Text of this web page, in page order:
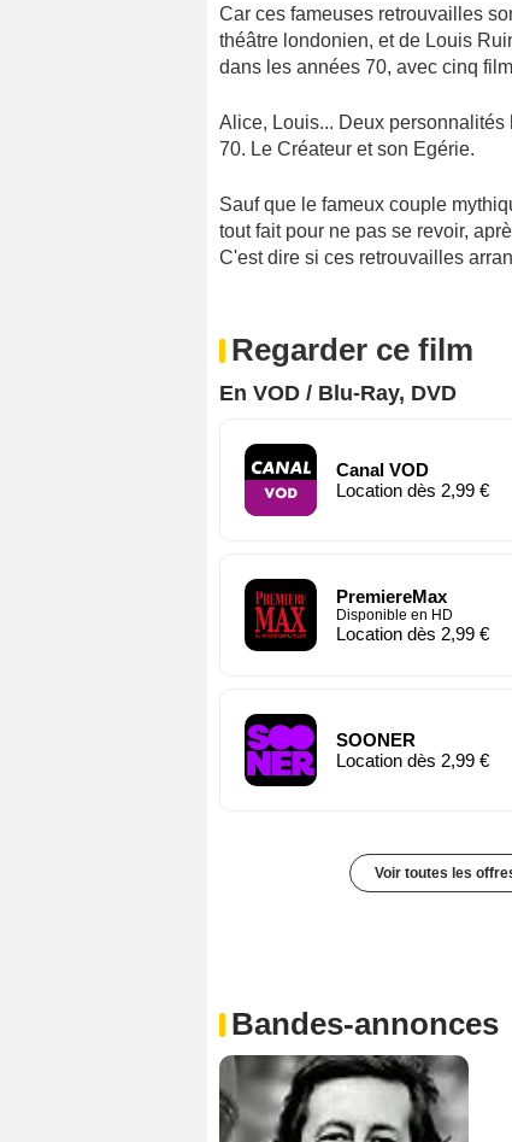
Car ces fameuses retrouvailles
théâtre londonien, et de Louis
dans les années 70, avec cinq
Alice, Louis... Deux
70. Le Créateur et son Egérie.
Sauf que le fameux couple
tout fait pour ne pas se revoir,
C'est dire si ces retrouvailles
Regarder ce film
En VOD / Blu-Ray, DVD
Canal VOD
Location dès 2,99 €
PremiereMax
Disponible en HD
Location dès 2,99 €
SOONER
Location dès 2,99 €
Voir toutes les
Bandes-annonces